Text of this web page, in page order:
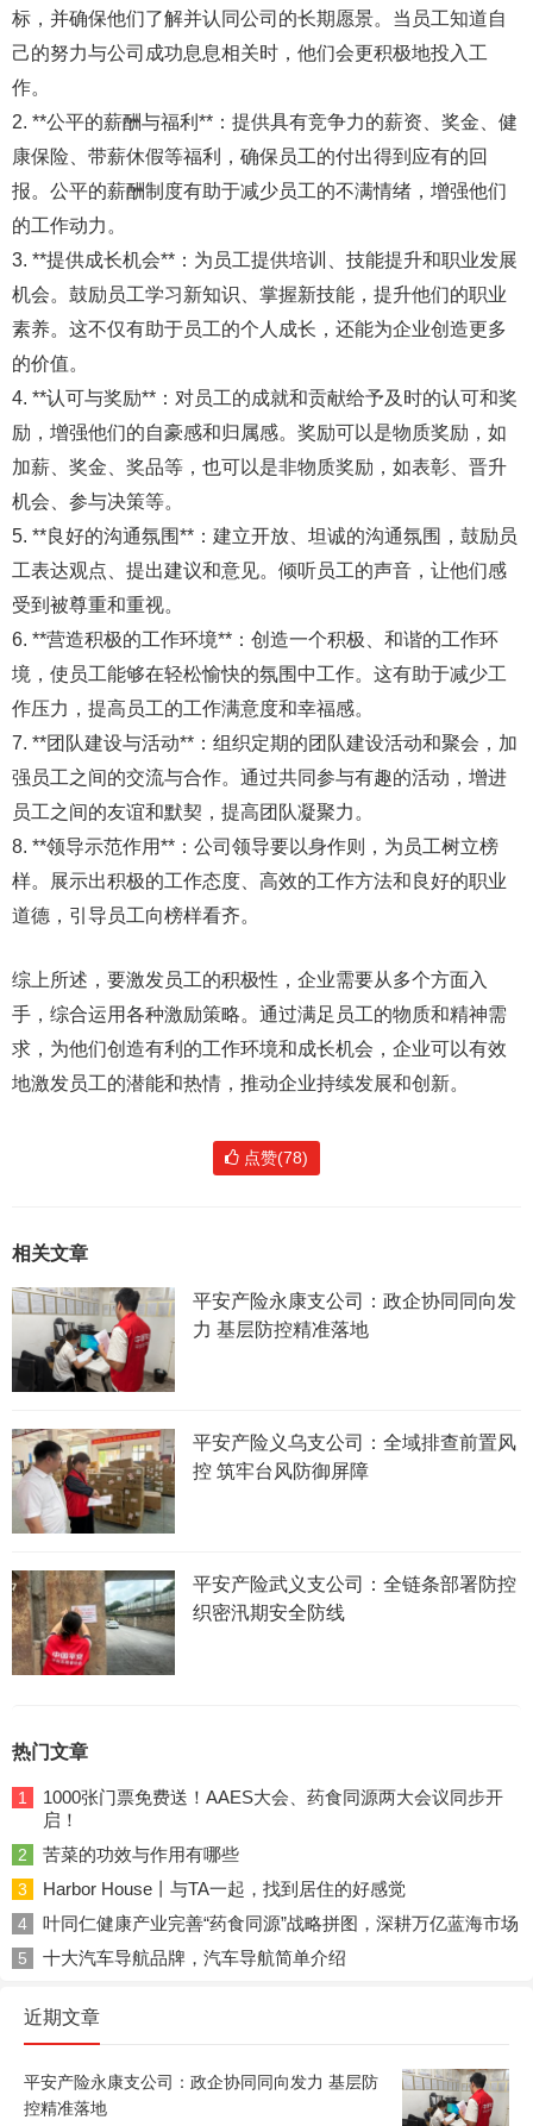
标，并确保他们了解并认同公司的长期愿景。当员工知道自
己的努力与公司成功息息相关时，他们会更积极地投入工
作。
2. **公平的薪酬与福利**：提供具有竞争力的薪资、奖金、健
康保险、带薪休假等福利，确保员工的付出得到应有的回
报。公平的薪酬制度有助于减少员工的不满情绪，增强他们
的工作动力。
3. **提供成长机会**：为员工提供培训、技能提升和职业发展
机会。鼓励员工学习新知识、掌握新技能，提升他们的职业
素养。这不仅有助于员工的个人成长，还能为企业创造更多
的价值。
4. **认可与奖励**：对员工的成就和贡献给予及时的认可和奖
励，增强他们的自豪感和归属感。奖励可以是物质奖励，如
加薪、奖金、奖品等，也可以是非物质奖励，如表彰、晋升
机会、参与决策等。
5. **良好的沟通氛围**：建立开放、坦诚的沟通氛围，鼓励员
工表达观点、提出建议和意见。倾听员工的声音，让他们感
受到被尊重和重视。
6. **营造积极的工作环境**：创造一个积极、和谐的工作环
境，使员工能够在轻松愉快的氛围中工作。这有助于减少工
作压力，提高员工的工作满意度和幸福感。
7. **团队建设与活动**：组织定期的团队建设活动和聚会，加
强员工之间的交流与合作。通过共同参与有趣的活动，增进
员工之间的友谊和默契，提高团队凝聚力。
8. **领导示范作用**：公司领导要以身作则，为员工树立榜
样。展示出积极的工作态度、高效的工作方法和良好的职业
道德，引导员工向榜样看齐。
综上所述，要激发员工的积极性，企业需要从多个方面入
手，综合运用各种激励策略。通过满足员工的物质和精神需
求，为他们创造有利的工作环境和成长机会，企业可以有效
地激发员工的潜能和热情，推动企业持续发展和创新。
点赞(78)
相关文章
平安产险永康支公司：政企协同同向发
力 基层防控精准落地
平安产险义乌支公司：全域排查前置风
控 筑牢台风防御屏障
平安产险武义支公司：全链条部署防控
织密汛期安全防线
热门文章
1
1000张门票免费送！AAES大会、药食同源两大会议同步开
启！
2 苦菜的功效与作用有哪些
3 Harbor House丨与TA一起，找到居住的好感觉
4 叶同仁健康产业完善“药食同源”战略拼图，深耕万亿蓝海市场
5 十大汽车导航品牌，汽车导航简单介绍
近期文章
平安产险永康支公司：政企协同同向发力 基层防
控精准落地